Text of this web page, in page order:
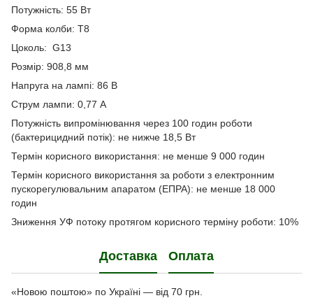
Потужність: 55 Вт
Форма колби: T8
Цоколь: G13
Розмір: 908,8 мм
Напруга на лампі: 86 В
Струм лампи: 0,77 А
Потужність випромінювання через 100 годин роботи
(бактерицидний потік): не нижче 18,5 Вт
Термін корисного використання: не менше 9 000 годин
Термін корисного використання за роботи з електронним
пускорегулювальним апаратом (ЕПРА): не менше 18 000
годин
Зниження УФ потоку протягом корисного терміну роботи: 10%
Доставка Оплата
«Новою поштою» по Україні — від 70 грн.